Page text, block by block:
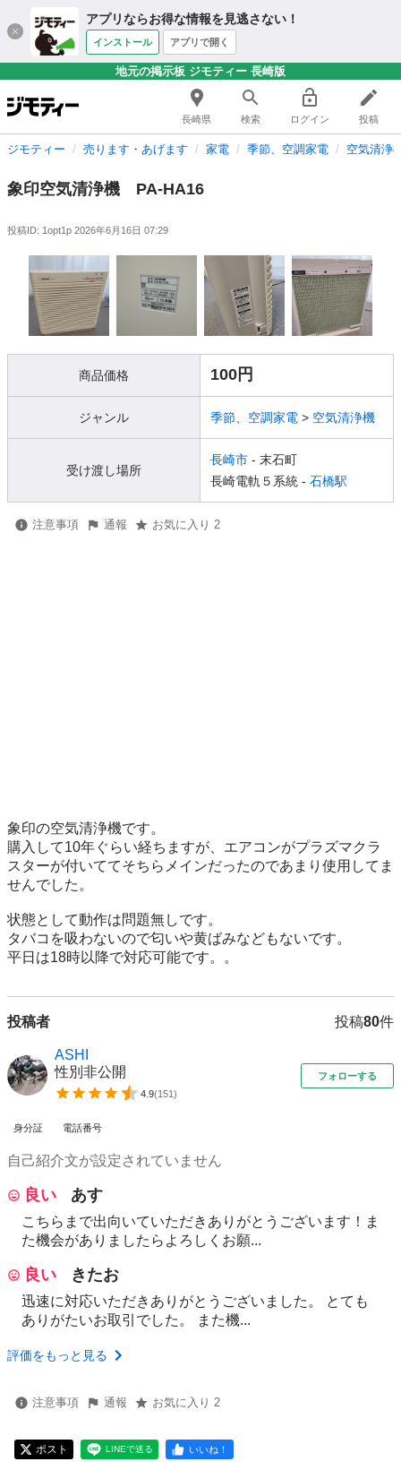
アプリならお得な情報を見逃さない！
インストール アプリで開く
地元の掲示板 ジモティー 長崎版
長崎県 検索 ログイン 投稿
ジモティー 売ります・あげます 家電 季節、空調家電 空気清浄
象印空気清浄機 PA-HA16
投稿ID: 1opt1p 2026年6月16日 07:29
商品価格 100円
ジャンル 季節、空調家電 > 空気清浄機
受け渡し場所
長崎市 - 末石町
長崎電軌５系統 - 石橋駅
注意事項 通報 お気に入り 2
象印の空気清浄機です。
購入して10年ぐらい経ちますが、エアコンがプラズマクラ
スターが付いててそちらメインだったのであまり使用してま
せんでした。
状態として動作は問題無しです。
タバコを吸わないので匂いや黄ばみなどもないです。
投稿者 投稿80件
ASHI
性別非公開
4.9(151)
フォローする
身分証 電話番号
自己紹介文が設定されていません
良い あす
こちらまで出向いていただきありがとうございます！ま
た機会がありましたらよろしくお願...
良い きたお
迅速に対応いただきありがとうございました。 とても
ありがたいお取引でした。 また機...
評価をもっと見る
注意事項 通報 お気に入り 2
ポスト LINEで送る いいね！